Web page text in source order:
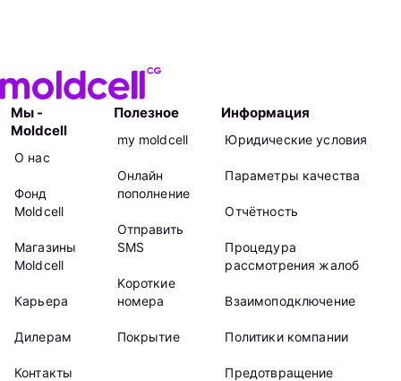
Мы -
Moldcell
О нас
Фонд
Moldcell
Магазины
Moldcell
Карьера
Дилерам
Контакты
Полезное
my moldcell
Онлайн
пополнение
Отправить
SMS
Kороткие
номера
Покрытие
Информация
Юридические условия
Параметры качества
Отчётность
Процедура
рассмотрения жалоб
Взаимоподключение
Политики компании
Предотвращение